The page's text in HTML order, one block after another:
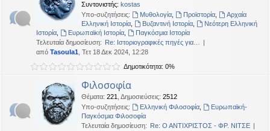
Συντονιστής: kostas
Υπο-συζητήσεις:
Μυθολογία, Προϊστορία,
Αρχαία
Ελληνική Ιστορία
Βυζαντινή Ιστορία,
Νεότερη Ελληνική
Ιστορία
Ευρωπαϊκή Ιστορία,
Παγκόσμια Ιστορία
Τελευταία δημοσίευση: Re: Ιστοριογραφικές πηγές για…
από Tasoula1 , Τετ 18 Δεκ 2024, 12:28
Δημοτικότητα: 0%
Φιλοσοφία
Θέματα: 221 Δημοσιεύσεις: 2512
Υπο-συζητήσεις:
Ελληνική Φιλοσοφία,
Ευρωπαϊκή-
Παγκόσμια Φιλοσοφία
Τελευταία δημοσίευση: Re: Ο ΑΝΤΙΧΡΙΣΤΟΣ - ΦΡ. ΝΙΤΣΕ